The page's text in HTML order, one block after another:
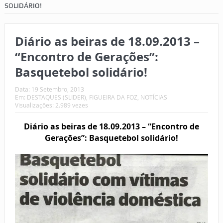
SOLIDÁRIO!
Diário as beiras de 18.09.2013 –
“Encontro de Gerações”:
Basquetebol solidário!
Data: 19 Setembro, 2013
Em: DESTAQUES (SLIDER) FIGUEIRA DA FOZ NOTÍCIAS
Visualizações: 2.989 vezes
Diário as beiras de 18.09.2013 – “Encontro de
Gerações”: Basquetebol solidário!